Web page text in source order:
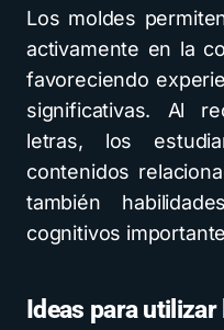
Los moldes
activamente en la
favoreciendo
significativas. Al
letras, los
contenidos
también
cognitivos
Ideas para